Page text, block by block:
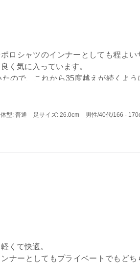
ロシャツのインナーとしても程よい
く気に入っています。
ので、これから35度越えが続くよう
期待したいです。
体型: 普通 足サイズ: 26.0cm 男性/40代/166 -
くて快適。
ナーとしてもプライベートでもどち